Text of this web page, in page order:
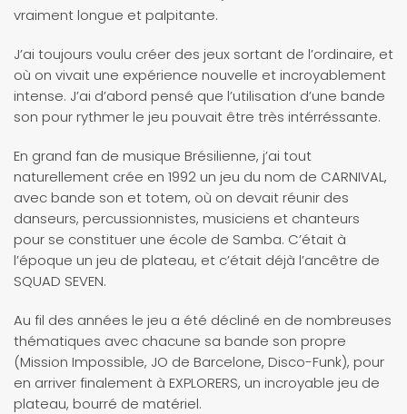
vraiment longue et palpitante.
J’ai toujours voulu créer des jeux sortant de l’ordinaire, et
où on vivait une expérience nouvelle et incroyablement
intense. J’ai d’abord pensé que l’utilisation d’une bande
son pour rythmer le jeu pouvait être très intérréssante.
En grand fan de musique Brésilienne, j’ai tout
naturellement crée en 1992 un jeu du nom de CARNIVAL,
avec bande son et totem, où on devait réunir des
danseurs, percussionnistes, musiciens et chanteurs
pour se constituer une école de Samba. C’était à
l’époque un jeu de plateau, et c’était déjà l’ancêtre de
SQUAD SEVEN.
Au fil des années le jeu a été décliné en de nombreuses
thématiques avec chacune sa bande son propre
(Mission Impossible, JO de Barcelone, Disco-Funk), pour
en arriver finalement à EXPLORERS, un incroyable jeu de
plateau, bourré de matériel.